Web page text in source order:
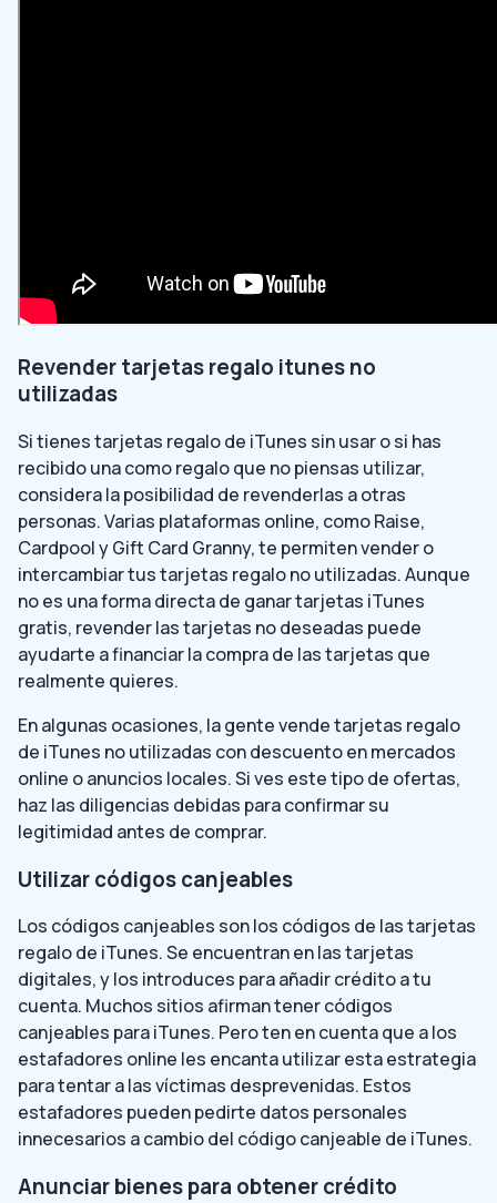
Revender tarjetas regalo itunes no
utilizadas
Si tienes tarjetas regalo de iTunes sin usar o si has
recibido una como regalo que no piensas utilizar,
considera la posibilidad de revenderlas a otras
personas. Varias plataformas online, como Raise,
Cardpool y Gift Card Granny, te permiten vender o
intercambiar tus tarjetas regalo no utilizadas. Aunque
no es una forma directa de ganar tarjetas iTunes
gratis, revender las tarjetas no deseadas puede
ayudarte a financiar la compra de las tarjetas que
realmente quieres.
En algunas ocasiones, la gente vende tarjetas regalo
de iTunes no utilizadas con descuento en mercados
online o anuncios locales. Si ves este tipo de ofertas,
haz las diligencias debidas para confirmar su
legitimidad antes de comprar.
Utilizar códigos canjeables
Los códigos canjeables son los códigos de las tarjetas
regalo de iTunes. Se encuentran en las tarjetas
digitales, y los introduces para añadir crédito a tu
cuenta. Muchos sitios afirman tener códigos
canjeables para iTunes. Pero ten en cuenta que a los
estafadores online les encanta utilizar esta estrategia
para tentar a las víctimas desprevenidas. Estos
estafadores pueden pedirte datos personales
innecesarios a cambio del código canjeable de iTunes.
Anunciar bienes para obtener crédito